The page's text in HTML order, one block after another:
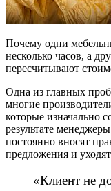
Почему одни
несколько часов, а
пересчитывают
Одна из главных
многие
которые изначально
результате
постоянно вносят
предложения и
«Клиент не